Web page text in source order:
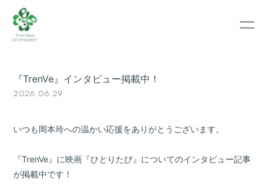
SCHEDULE PROFILE
『TrenVe』インタビュー掲載中！
2026.06.29
いつも岡本玲への温かい応援をありがとうございます。
『TrenVe』に映画『ひとりたび』についてのインタビュー記事
が掲載中です！